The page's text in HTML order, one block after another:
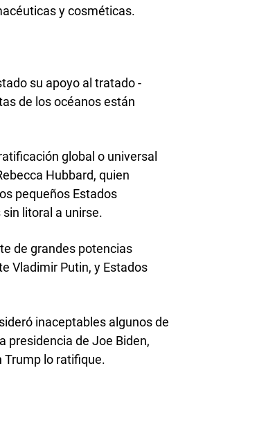
y cosméticas.
su apoyo al tratado -
de los océanos están
global o universal
Hubbard, quien
pequeños Estados
litoral a unirse.
de grandes potencias
Vladimir Putin, y Estados
inaceptables algunos de
presidencia de Joe Biden,
Trump lo ratifique.